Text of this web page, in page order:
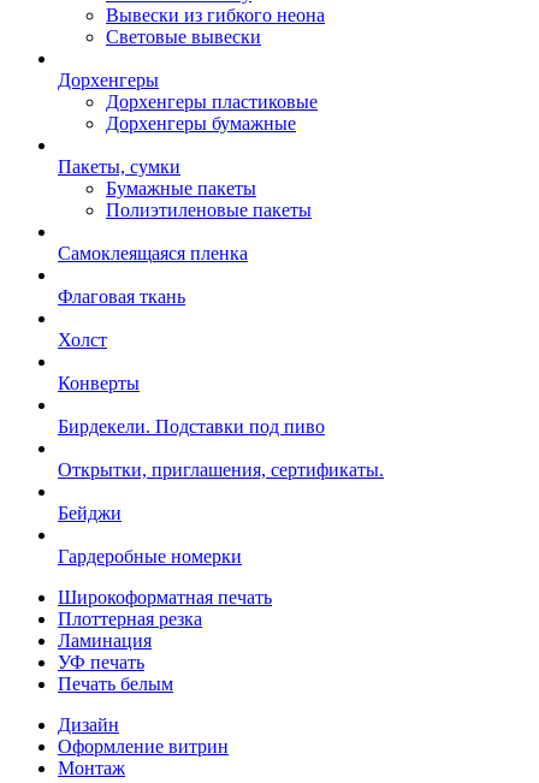
Вывески из гибкого неона
Световые вывески
Дорхенгеры
Дорхенгеры пластиковые
Дорхенгеры бумажные
Пакеты, сумки
Бумажные пакеты
Полиэтиленовые пакеты
Самоклеящаяся пленка
Флаговая ткань
Холст
Конверты
Бирдекели. Подставки под пиво
Открытки, приглашения, сертификаты.
Бейджи
Гардеробные номерки
Широкоформатная печать
Плоттерная резка
Ламинация
УФ печать
Печать белым
Дизайн
Оформление витрин
Монтаж